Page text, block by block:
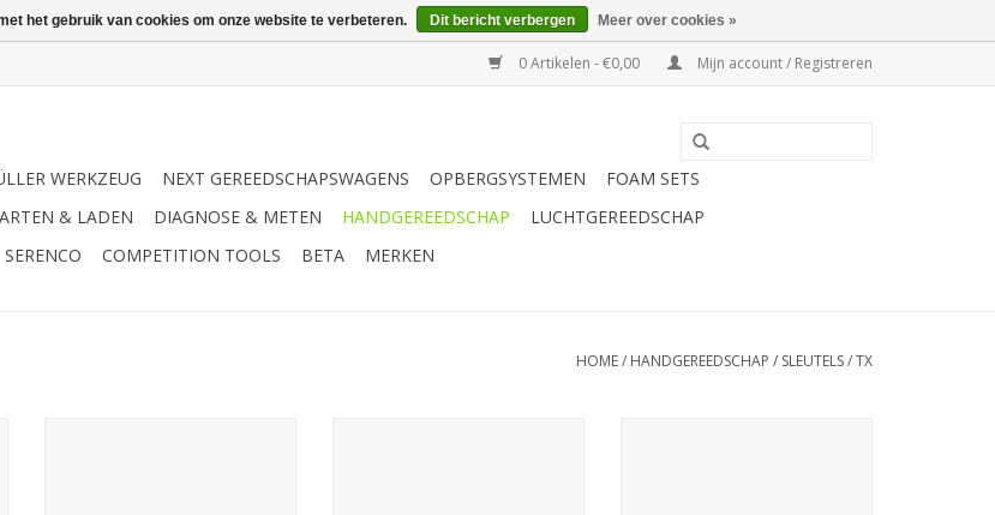
0 Artikelen - €0,00 Mijn account / Registreren
WERKZEUG NEXT GEREEDSCHAPSWAGENS OPBERGSYSTEMEN
FOAM SETS
& LADEN DIAGNOSE & METEN HANDGEREEDSCHAP
LUCHTGEREEDSCHAP
SERENCO COMPETITION TOOLS BETA MERKEN
HOME/ HANDGEREEDSCHAP / SLEUTELS/TX
het gebruik van cookies om onze website te verbeteren. Dit bericht verbergen Meer over cookies »